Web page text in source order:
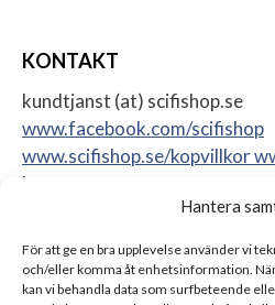
Hantera
För att ge en bra upplevelse använder vi
och/eller komma åt enhetsinformation.
kan vi behandla data som surfbeteende
KONTAKT
kundtjanst (at) scifishop.se
www.facebook.com/scifishop
www.scifishop.se/kopvillkor
konto
Sweden